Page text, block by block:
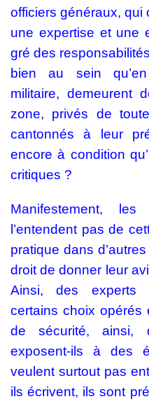
officiers généraux, qui
une expertise et une
gré des
bien au sein
militaire, demeurent
zone, privés de
cantonnés à leur
encore à condition
critiques ?
Manifestement,
l’entendent pas de
pratique dans
droit de donner leur
Ainsi, des experts
certains choix opérés
de sécurité, ainsi,
exposent-ils à des
veulent surtout pas
ils écrivent, ils sont